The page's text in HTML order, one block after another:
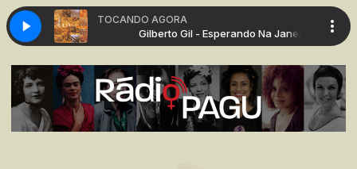
TOCANDO AGORA
Na Janela Gilberto Gil - Esperando Na Janela